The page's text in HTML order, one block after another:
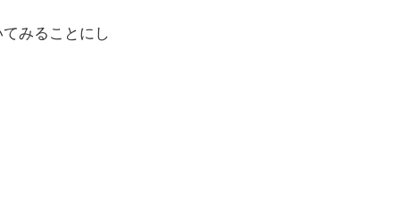
みることにし